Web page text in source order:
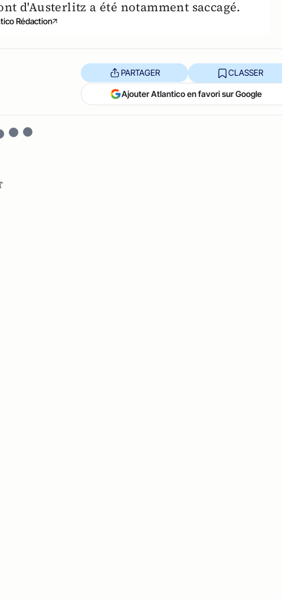
d'Austerlitz a été notamment saccagé.
Rédaction
PARTAGER CLASSER
Ajouter Atlantico en favori sur Google